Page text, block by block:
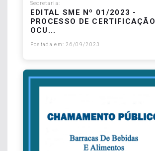
Secretaria:
EDITAL SME Nº 01/2023 -
PROCESSO DE CERTIFICAÇÃO
OCU...
Postada em: 26/09/2023